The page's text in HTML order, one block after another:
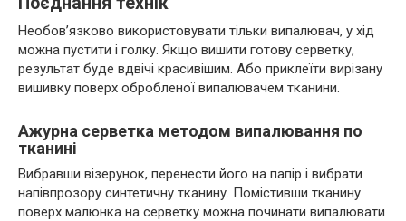
Необов’язково використовувати тільки випалювач, у хід
можна пустити і голку. Якщо вишити готову серветку,
результат буде вдвічі красивішим. Або приклеїти вирізану
вишивку поверх обробленої випалювачем тканини.
Ажурна серветка методом випалювання по
тканині
Вибравши візерунок, перенести його на папір і вибрати
напівпрозору синтетичну тканину. Помістивши тканину
поверх малюнка на серветку можна починати випалювати